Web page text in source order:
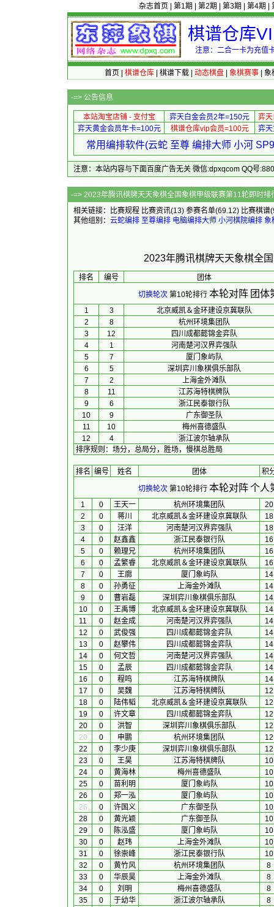
杂志首页 第1期 第2期 第3期 第4期
棋谱仓库
注意：二合一卡为充值
首页 棋谱仓库| 棋谱下载| 动态棋盘| 象棋赛事| 象
-=> 公告信息
本站淘宝店铺 - 支付宝 弈天白金会员2年=150元
弈
弈天黄金会员年卡=100元
棋谱仓库vip会员=100元 弈
常用编排软件(云蛇 至尊 编排大师 小河
注意：本站内容与下面百度广告无关 微信:dpxqcom QQ号
-=> 2023年腾讯棋牌天天象棋全国
相关链接：
比赛规程 比赛资讯(13) 参赛名单(69.12) 比赛棋谱
其他组别： 云蛇编排 至尊编排 电脑编排大师 小河棋院编排 象
2023年腾讯棋牌天天象棋全
排名 编号
团体
切换轮次 第10轮排行 本轮对阵 团体
1 3
北京威凯＆金环建设京冀联队
2
8
杭州环境集团队
3
12
四川成都懿锦金弈队
4
1
河南楚河汉界弈强队
5
7
厦门象屿队
6
5
深圳弈川象棋俱乐部队
7
2
上海金外滩队
8
11
江苏海特棋牌队
9
6
浙江民泰银行队
10
9
广东御圣队
11
10
梅州喜德盛队
12
4
浙江波尔轴承队
排序规则 ： 场分，总局分，胜场，慢棋总胜局
排名 编号 姓名 团体
积
切换轮次 第10轮排行 本轮对阵个人
1 0 王天一 杭州环境集团队
20
2
0 蒋川 北京威凯＆金环建设京冀联队
18
3
0 汪洋 河南楚河汉界弈强队
18
4
0 赵鑫鑫 浙江民泰银行队
16
5
0 赖理兄 杭州环境集团队
16
6
0 孟繁睿 北京威凯＆金环建设京冀联队
16
7
0 王廓 厦门象屿队
14
8
0 孙勇征 上海金外滩队
14
9
0 曹岩磊 深圳弈川象棋俱乐部队
14
10
0 王禹博 北京威凯＆金环建设京冀联队
14
11
0 赵金成 河南楚河汉界弈强队
14
12
0 武俊强 四川成都懿锦金弈队
14
13
0 赵攀伟 四川成都懿锦金弈队
14
14
0 何文哲 河南楚河汉界弈强队
14
15
0 孟辰 四川成都懿锦金弈队
14
16
0 程鸣 江苏海特棋牌队
14
17
0 吴魏 江苏海特棋牌队
12
18
0 陆伟韬 北京威凯＆金环建设京冀联队
12
19
0 许文章 四川成都懿锦金弈队
12
20
0 洪智 深圳弈川象棋俱乐部队
12
20
0 申鹏 杭州环境集团队
12
22
0 李少庚 深圳弈川象棋俱乐部队
12
23
0 王昊 江苏海特棋牌队
10
24
0 黄海林 梅州喜德盛队
10
25
0 苗利明 厦门象屿队
10
26
0 郑一泓 厦门象屿队
10
26
0 许国义 广东御圣队
10
28
0 黄光颖 广东御圣队
10
29
0 陈泓盛 厦门象屿队
10
30
0 赵玮 上海金外滩队
10
31
0 徐崇峰 浙江民泰银行队
10
32
0 黄竹风 杭州环境集团队
8
33
0 华辰昊 上海金外滩队
8
34
0 刘明 梅州喜德盛队
8
35
0 于幼华 浙江波尔轴承队
8